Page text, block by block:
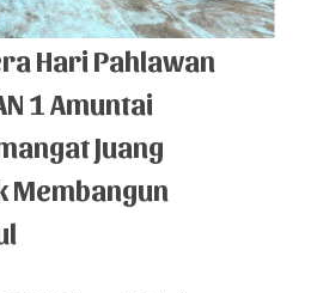
Hari Pahlawan
1 Amuntai
Juang
Membangun